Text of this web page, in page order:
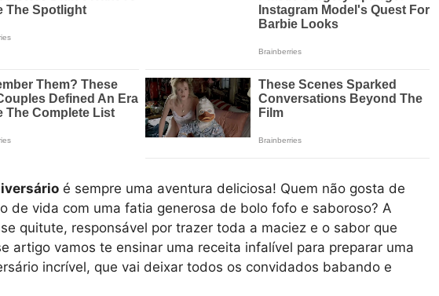
é sempre uma aventura deliciosa! Quem não gosta de
de vida com uma fatia generosa de bolo fofo e saboroso? A
quitute, responsável por trazer toda a maciez e o sabor que
artigo vamos te ensinar uma receita infalível para preparar uma
incrível, que vai deixar todos os convidados babando e